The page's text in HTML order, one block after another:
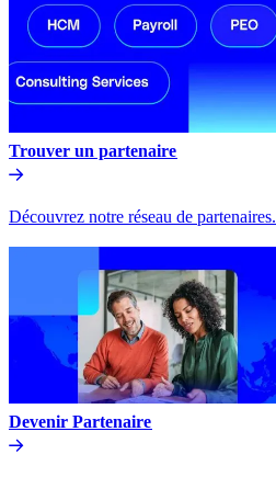
Trouver un partenaire​​
Découvrez notre réseau de partenaires.​​
Devenir Partenaire​​